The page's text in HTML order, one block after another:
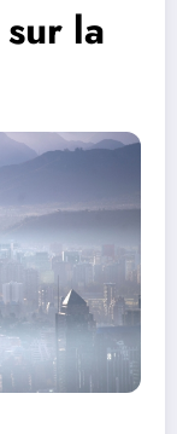
la